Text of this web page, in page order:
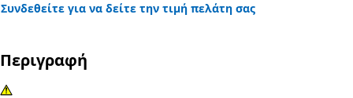
Συνδεθείτε για να δείτε την τιμή πελάτη σας
Περιγραφή